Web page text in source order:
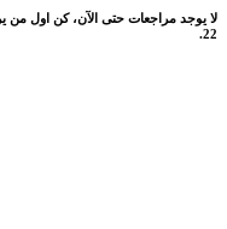
لا يوجد مراجعات حتى الآن، كن اول من
22.